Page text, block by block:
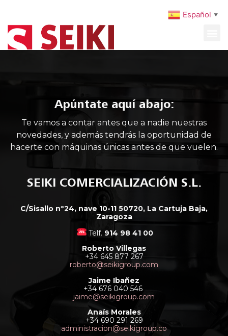
Apúntate aquí abajo:
Te vamos a contar antes que a nadie nuestras
novedades, y además tendrás la oportunidad de
hacerte con máquinas únicas antes de que vuelen.
SEIKI COMERCIALIZACIÓN S.L.
C/Sisallo nº24, nave 10-11 50720, La Cartuja Baja,
Zaragoza
Telf. 914 98 41 00
Roberto Villegas
+34 645 877 267
roberto@seikigroup.com
Jaime Ibañez
+34 676 040 546
jaime@seikigroup.com
Anaís Morales
+34 690 291 269
administracion@seikigroup.co
Español ▼